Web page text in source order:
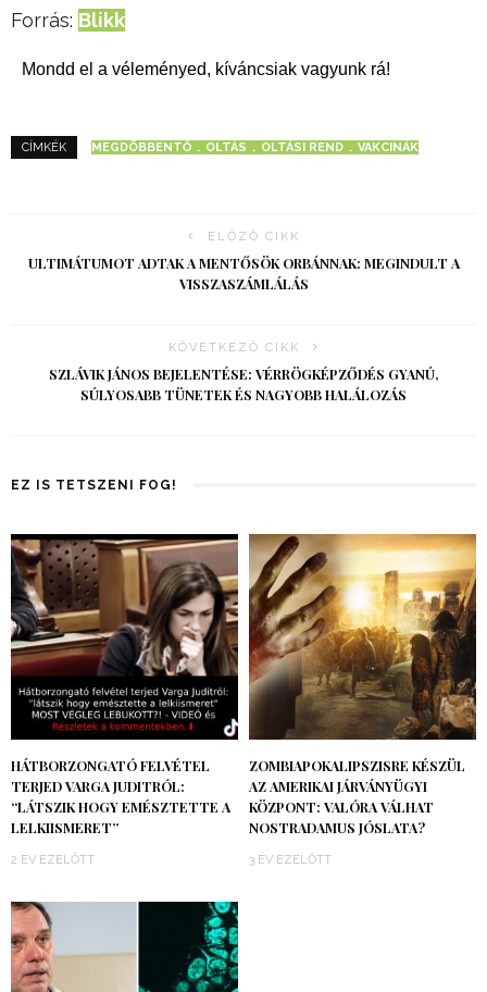
Forrás: Blikk
Mondd el a véleményed, kíváncsiak vagyunk rá!
CÍMKÉK MEGDÖBBENTŐ OLTÁS OLTÁSI REND VAKCINÁK
ELŐZŐ CIKK
ULTIMÁTUMOT ADTAK A MENTŐSÖK ORBÁNNAK: MEGINDULT A
VISSZASZÁMLÁLÁS
KÖVETKEZŐ CIKK
SZLÁVIK JÁNOS BEJELENTÉSE: VÉRRÖGKÉPZŐDÉS GYANÚ,
SÚLYOSABB TÜNETEK ÉS NAGYOBB HALÁLOZÁS
EZ IS TETSZENI FOG!
HÁTBORZONGATÓ FELVÉTEL
TERJED VARGA JUDITRÓL:
“LÁTSZIK HOGY EMÉSZTETTE A
LELKIISMERET”
2 ÉV EZELŐTT
ZOMBIAPOKALIPSZISRE KÉSZÜL
AZ AMERIKAI JÁRVÁNYÜGYI
KÖZPONT: VALÓRA VÁLHAT
NOSTRADAMUS JÓSLATA?
3 ÉV EZELŐTT